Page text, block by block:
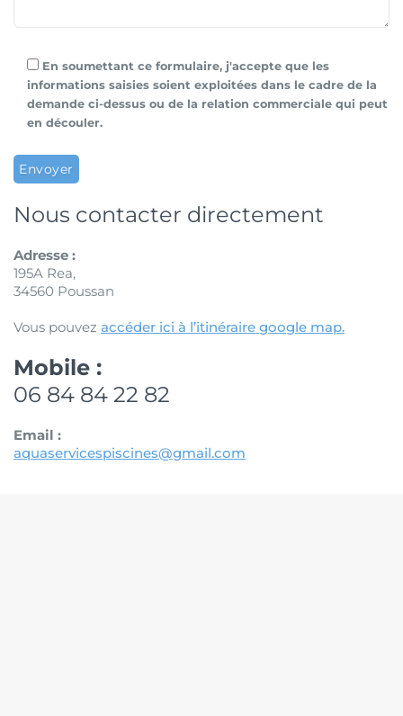
En soumettant ce formulaire, j'accepte que les
informations saisies soient exploitées dans le cadre de la
demande ci-dessus ou de la relation commerciale qui peut
en découler.
Nous contacter directement
Adresse :
195A Rea,
34560 Poussan
Vous pouvez accéder ici à l’itinéraire google map.
Mobile :
06 84 84 22 82
Email :
aquaservicespiscines@gmail.com